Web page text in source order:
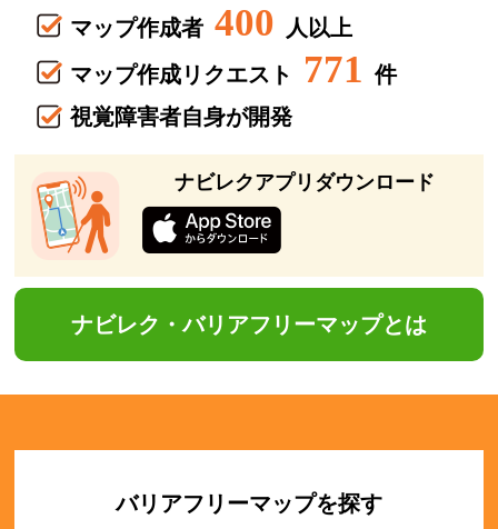
マップ作成者 400
人以上
マップ作成リクエスト
771 件
視覚障害者自身が開発
ナビレクアプリダウンロード
ナビレク・バリアフリーマップとは
バリアフリーマップを探す